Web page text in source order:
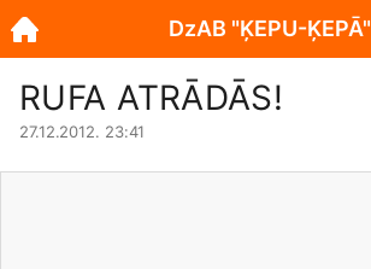
RUFA ATRĀDĀS!
27.12.2012. 23:41
DzAB "ĶEPU-ĶEPĀ"